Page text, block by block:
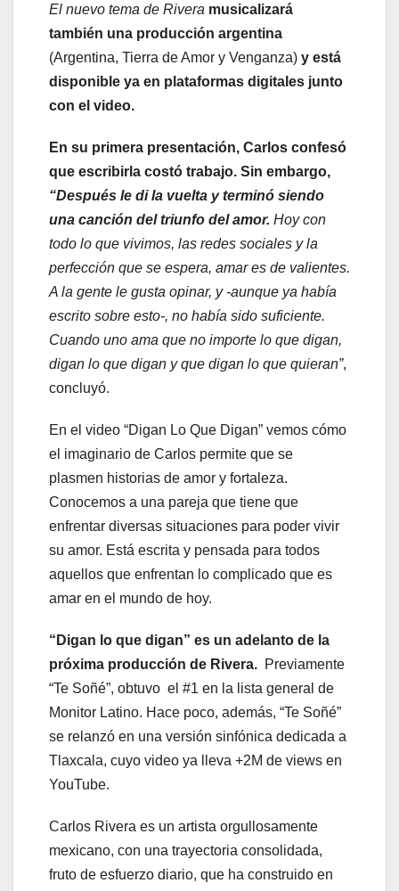
El nuevo tema de Rivera musicalizará
también una producción argentina
(Argentina, Tierra de Amor y Venganza) y está
disponible ya en plataformas digitales junto
con el video.
En su primera presentación, Carlos confesó
que escribirla costó trabajo. Sin embargo,
“Después le di la vuelta y terminó siendo
una canción del triunfo del amor. Hoy con
todo lo que vivimos, las redes sociales y la
perfección que se espera, amar es de valientes.
A la gente le gusta opinar, y -aunque ya había
escrito sobre esto-, no había sido suficiente.
Cuando uno ama que no importe lo que digan,
digan lo que digan y que digan lo que quieran”,
concluyó.
En el video “Digan Lo Que Digan” vemos cómo
el imaginario de Carlos permite que se
plasmen historias de amor y fortaleza.
Conocemos a una pareja que tiene que
enfrentar diversas situaciones para poder vivir
su amor. Está escrita y pensada para todos
aquellos que enfrentan lo complicado que es
amar en el mundo de hoy.
“Digan lo que digan” es un adelanto de la
próxima producción de Rivera. Previamente
“Te Soñé”, obtuvo el #1 en la lista general de
Monitor Latino. Hace poco, además, “Te Soñé”
se relanzó en una versión sinfónica dedicada a
Tlaxcala, cuyo video ya lleva +2M de views en
YouTube.
Carlos Rivera es un artista orgullosamente
mexicano, con una trayectoria consolidada,
fruto de esfuerzo diario, que ha construido en